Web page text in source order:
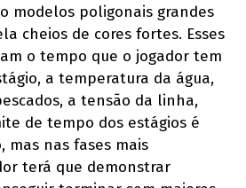
modelos poligonais grandes
cheios de cores fortes. Esses
o tempo que o jogador tem
a temperatura da água,
a tensão da linha,
de tempo dos estágios é
mas nas fases mais
terá que demonstrar